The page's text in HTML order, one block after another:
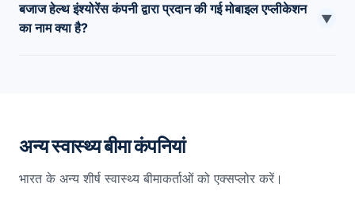
क्लेम सेटलमेंट अनुपात 96.59% है।
बजाज हेल्थ इंश्योरेंस कंपनी द्वारा प्रदान की गई मोबाइल एप्लीकेशन
का नाम क्या है?
▼
अन्य स्वास्थ्य बीमा कंपनियां
भारत के अन्य शीर्ष स्वास्थ्य बीमाकर्ताओं को एक्सप्लोर करें।